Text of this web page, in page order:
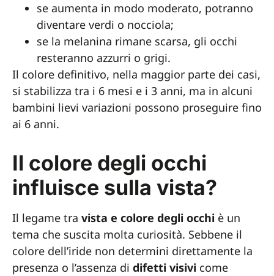
se aumenta in modo moderato, potranno
diventare verdi o nocciola;
se la melanina rimane scarsa, gli occhi
resteranno azzurri o grigi.
Il colore definitivo, nella maggior parte dei casi,
si stabilizza tra i 6 mesi e i 3 anni, ma in alcuni
bambini lievi variazioni possono proseguire fino
ai 6 anni.
Il colore degli occhi
influisce sulla vista?
Il legame tra vista e colore degli occhi è un
tema che suscita molta curiosità. Sebbene il
colore dell’iride non determini direttamente la
presenza o l’assenza di difetti visivi come